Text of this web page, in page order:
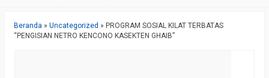
Beranda » Uncategorized » PROGRAM SOSIAL KILAT TERBATAS
“PENGISIAN NETRO KENCONO KASEKTEN GHAIB”